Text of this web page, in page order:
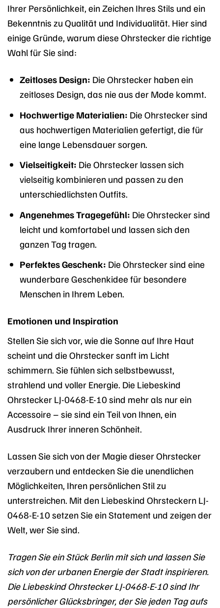
Ihrer Persönlichkeit, ein Zeichen Ihres Stils und ein
Bekenntnis zu Qualität und Individualität. Hier sind
einige Gründe, warum diese Ohrstecker die richtige
Wahl für Sie sind:
Zeitloses Design: Die Ohrstecker haben ein
zeitloses Design, das nie aus der Mode kommt.
Hochwertige Materialien: Die Ohrstecker sind
aus hochwertigen Materialien gefertigt, die für
eine lange Lebensdauer sorgen.
Vielseitigkeit: Die Ohrstecker lassen sich
vielseitig kombinieren und passen zu den
unterschiedlichsten Outfits.
Angenehmes Tragegefühl: Die Ohrstecker sind
leicht und komfortabel und lassen sich den
ganzen Tag tragen.
Perfektes Geschenk: Die Ohrstecker sind eine
wunderbare Geschenkidee für besondere
Menschen in Ihrem Leben.
Emotionen und Inspiration
Stellen Sie sich vor, wie die Sonne auf Ihre Haut
scheint und die Ohrstecker sanft im Licht
schimmern. Sie fühlen sich selbstbewusst,
strahlend und voller Energie. Die Liebeskind
Ohrstecker LJ-0468-E-10 sind mehr als nur ein
Accessoire – sie sind ein Teil von Ihnen, ein
Ausdruck Ihrer inneren Schönheit.
Lassen Sie sich von der Magie dieser Ohrstecker
verzaubern und entdecken Sie die unendlichen
Möglichkeiten, Ihren persönlichen Stil zu
unterstreichen. Mit den Liebeskind Ohrsteckern LJ-
0468-E-10 setzen Sie ein Statement und zeigen der
Welt, wer Sie sind.
Tragen Sie ein Stück Berlin mit sich und lassen Sie
sich von der urbanen Energie der Stadt inspirieren.
Die Liebeskind Ohrstecker LJ-0468-E-10 sind Ihr
persönlicher Glücksbringer, der Sie jeden Tag aufs